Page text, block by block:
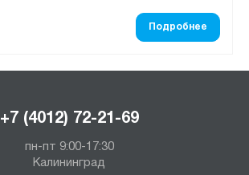
Подробнее
+7 (4012) 72-21-69
пн-пт 9:00-17:30
Калининград